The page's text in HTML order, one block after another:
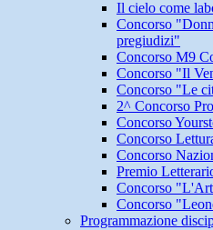
Il cielo come
Concorso
pregiudizi"
Concorso M9
Concorso "Il
Concorso "Le
2^ Concorso
Concorso
Concorso
Concorso
Premio
Concorso
Concorso
Programmazione